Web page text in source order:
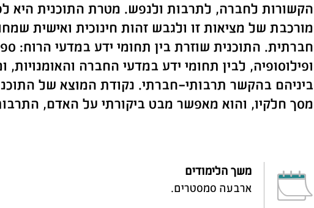
הקשורות לחברה, לתרבות ולנפש. מטרת התוכנית
מורכבת של מציאות זו ולגבש זהות חינוכית ואישית
חברתית. התוכנית שוזרת בין תחומי ידע במדעי הרוח:
ופילוסופיה, לבין תחומי ידע במדעי החברה
ביניהם בהקשר תרבותי-חברתי. נקודת המוצא של
מסך חלקיו, והוא מאפשר מבט ביקורתי על האדם,
משך הלימודים
ארבעה סמסטרים.